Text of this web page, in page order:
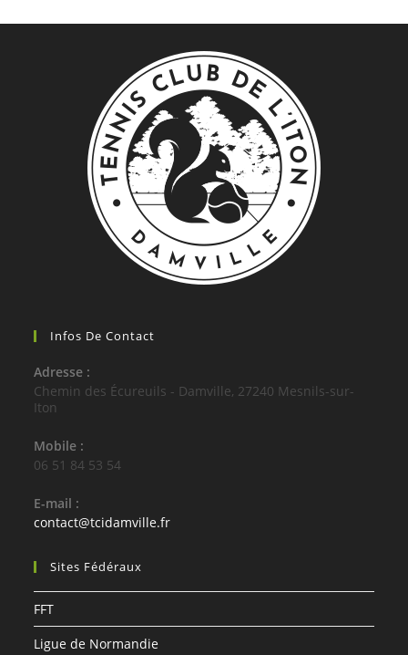
Infos De Contact
Adresse :
Chemin des Écureuils - Damville, 27240 Mesnils-sur-
Iton
Mobile :
06 51 84 53 54
E-mail :
contact@tcidamville.frS’ouvre
Sites Fédéraux
FFT
Ligue de Normandie